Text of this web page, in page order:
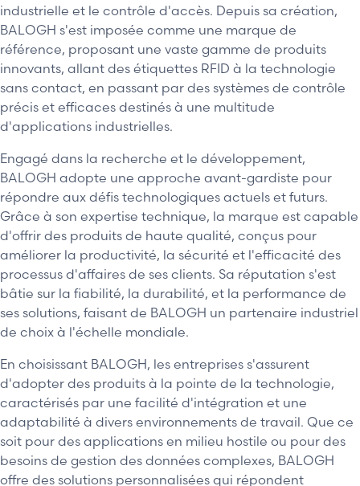
industrielle et le contrôle d'accès. Depuis sa création,
BALOGH s'est imposée comme une marque de
référence, proposant une vaste gamme de produits
innovants, allant des étiquettes RFID à la technologie
sans contact, en passant par des systèmes de contrôle
précis et efficaces destinés à une multitude
d'applications industrielles.
Engagé dans la recherche et le développement,
BALOGH adopte une approche avant-gardiste pour
répondre aux défis technologiques actuels et futurs.
Grâce à son expertise technique, la marque est capable
d'offrir des produits de haute qualité, conçus pour
améliorer la productivité, la sécurité et l'efficacité des
processus d'affaires de ses clients. Sa réputation s'est
bâtie sur la fiabilité, la durabilité, et la performance de
ses solutions, faisant de BALOGH un partenaire industriel
de choix à l'échelle mondiale.
En choisissant BALOGH, les entreprises s'assurent
d'adopter des produits à la pointe de la technologie,
caractérisés par une facilité d'intégration et une
adaptabilité à divers environnements de travail. Que ce
soit pour des applications en milieu hostile ou pour des
besoins de gestion des données complexes, BALOGH
offre des solutions personnalisées qui répondent